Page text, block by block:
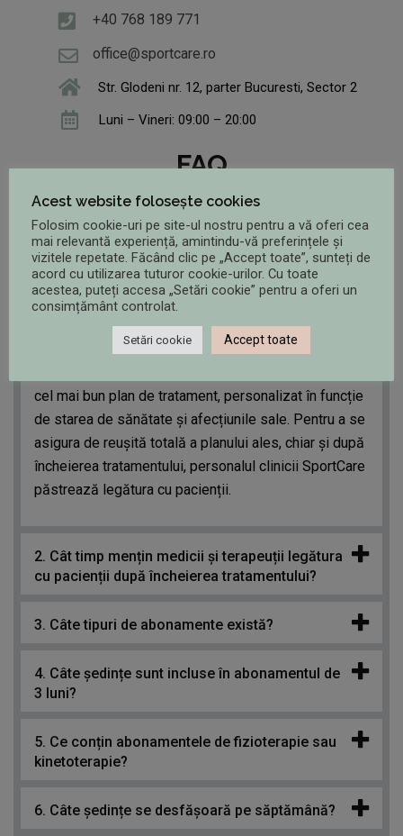
+40 768 189 771
office@sportcare.ro
Str. Glodeni nr. 12, parter Bucuresti, Sector 2
Luni – Vineri: 09:00 – 20:00
FAQ
1. Ce reprezintă abordarea 360°?
Abordarea 360° este modalitatea prin care SportCare
tratează într-un mod unic fiecare pacient. Medicii și
cel mai bun plan de tratament, personalizat în funcție
de starea de sănătate și afecțiunile sale. Pentru a se
asigura de reușită totală a planului ales, chiar și după
încheierea tratamentului, personalul clinicii SportCare
păstrează legătura cu pacienții.
2. Cât timp mențin medicii și terapeuții legătura
cu pacienții după încheierea tratamentului?
3. Câte tipuri de abonamente există?
4. Câte ședințe sunt incluse în abonamentul de
3 luni?
5. Ce conțin abonamentele de fizioterapie sau
kinetoterapie?
6. Câte ședințe se desfășoară pe săptămână?
Acest website folosește cookies
Folosim cookie-uri pe site-ul nostru pentru a vă oferi cea
mai relevantă experiență, amintindu-vă preferințele și
vizitele repetate. Făcând clic pe „Accept toate”, sunteți de
acord cu utilizarea tuturor cookie-urilor. Cu toate
acestea, puteți accesa „Setări cookie” pentru a oferi un
consimțământ controlat.
Setări cookie Accept toate